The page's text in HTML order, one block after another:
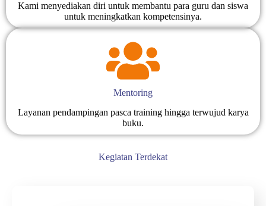
Kami menyediakan diri untuk membantu para guru dan siswa
untuk meningkatkan kompetensinya.
Mentoring
Layanan pendampingan pasca training hingga terwujud karya
buku.
Kegiatan Terdekat